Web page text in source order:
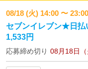
08/18 (火) 14:00 〜 23:00
セブンイレブン★日払
1,533円
応募締め切り 08月18日